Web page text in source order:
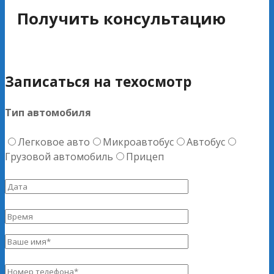
Получить консультацию
Записаться на техосмотр
Тип автомобиля
Легковое авто Микроавтобус
Автобус
Грузовой автомобиль
Прицеп